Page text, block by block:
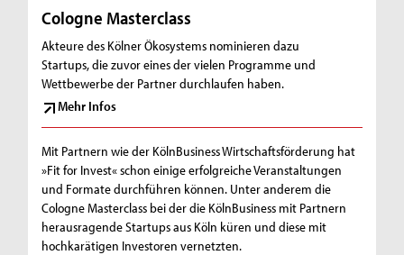
Cologne Masterclass
Akteure des Kölner Ökosystems nominieren dazu
Startups, die zuvor eines der vielen Programme und
Wettbewerbe der Partner durchlaufen haben.
Mehr Infos
Mit Partnern wie der KölnBusiness Wirtschaftsförderung hat
»Fit for Invest« schon einige erfolgreiche Veranstaltungen
und Formate durchführen können. Unter anderem die
Cologne Masterclass bei der die KölnBusiness mit Partnern
herausragende Startups aus Köln küren und diese mit
hochkarätigen Investoren vernetzten.